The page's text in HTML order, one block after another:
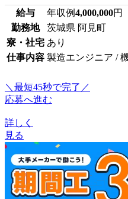
給与 年収例4,000,000円
勤務地
茨城県 阿見町
寮・社宅 あり
仕事内容 製造エンジニア /
＼最短45秒で完了／
応募へ進む
詳しく
見る